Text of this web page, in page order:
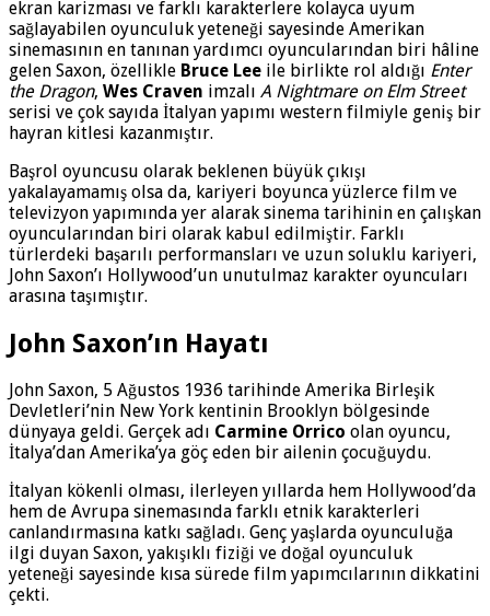
ekran karizması ve farklı karakterlere kolayca uyum
sağlayabilen oyunculuk yeteneği sayesinde Amerikan
sinemasının en tanınan yardımcı oyuncularından biri hâline
gelen Saxon, özellikle Bruce Lee ile birlikte rol aldığı Enter
the Dragon, Wes Craven imzalı A Nightmare on Elm Street
serisi ve çok sayıda İtalyan yapımı western filmiyle geniş bir
hayran kitlesi kazanmıştır.
Başrol oyuncusu olarak beklenen büyük çıkışı
yakalayamamış olsa da, kariyeri boyunca yüzlerce film ve
televizyon yapımında yer alarak sinema tarihinin en çalışkan
oyuncularından biri olarak kabul edilmiştir. Farklı
türlerdeki başarılı performansları ve uzun soluklu kariyeri,
John Saxon’ı Hollywood’un unutulmaz karakter oyuncuları
arasına taşımıştır.
John Saxon’ın Hayatı
John Saxon, 5 Ağustos 1936 tarihinde Amerika Birleşik
Devletleri’nin New York kentinin Brooklyn bölgesinde
dünyaya geldi. Gerçek adı Carmine Orrico olan oyuncu,
İtalya’dan Amerika’ya göç eden bir ailenin çocuğuydu.
İtalyan kökenli olması, ilerleyen yıllarda hem Hollywood’da
hem de Avrupa sinemasında farklı etnik karakterleri
canlandırmasına katkı sağladı. Genç yaşlarda oyunculuğa
ilgi duyan Saxon, yakışıklı fiziği ve doğal oyunculuk
yeteneği sayesinde kısa sürede film yapımcılarının dikkatini
çekti.